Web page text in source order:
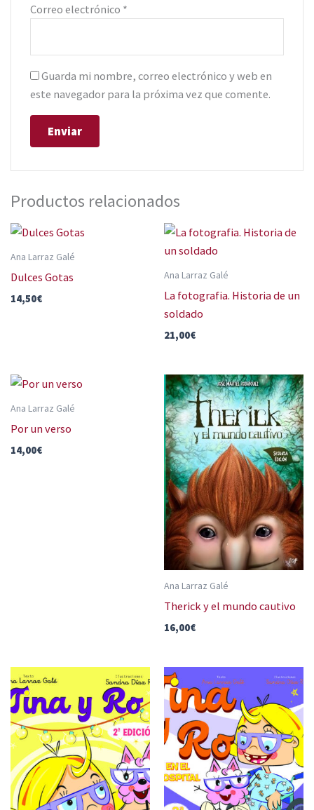
Correo electrónico *
Guarda mi nombre, correo electrónico y web en
este navegador para la próxima vez que comente.
Productos relacionados
Ana Larraz Galé
Dulces Gotas
14,50€
Ana Larraz Galé
La fotografia. Historia de un
soldado
21,00€
Ana Larraz Galé
Por un verso
14,00€
Ana Larraz Galé
Therick y el mundo cautivo
16,00€